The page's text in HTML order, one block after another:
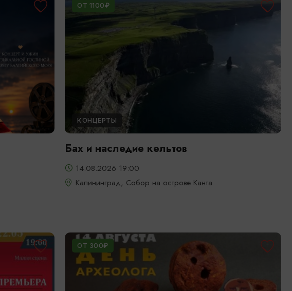
ОТ 1100₽
КОНЦЕРТЫ
Бах и наследие кельтов
14.08.2026 19:00
Калининград, Собор на острове Канта
ОТ 300₽